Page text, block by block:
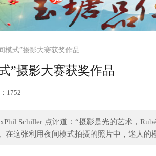
模式”摄影大赛获奖作品
”摄影大赛获奖作品
1752
Schiller 点评道：“摄影是光的艺术，
在这张利用夜间模式拍摄的照片中，迷人的